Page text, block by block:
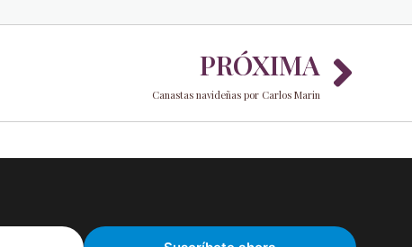
PRÓXIMA
Canastas navideñas por Carlos Marin